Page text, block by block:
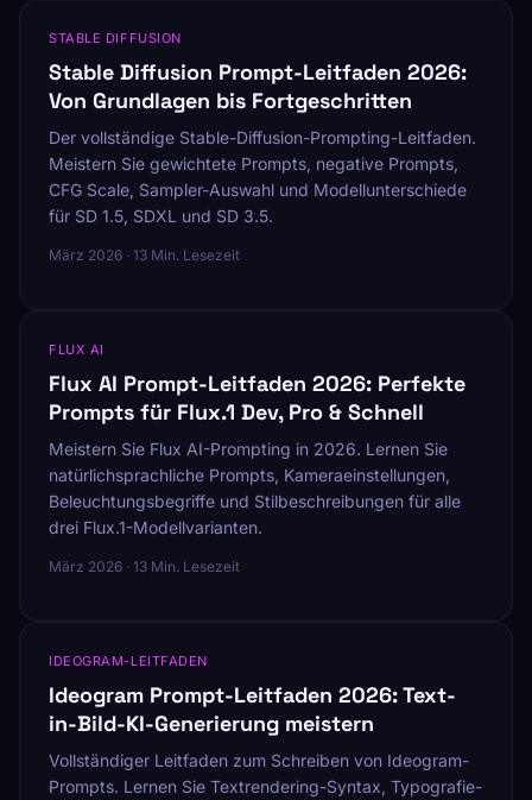
STABLE DIFFUSION
Stable Diffusion Prompt-Leitfaden 2026:
Von Grundlagen bis Fortgeschritten
Der vollständige Stable-Diffusion-Prompting-Leitfaden.
Meistern Sie gewichtete Prompts, negative Prompts,
CFG Scale, Sampler-Auswahl und Modellunterschiede
für SD 1.5, SDXL und SD 3.5.
März 2026 · 13 Min. Lesezeit
FLUX AI
Flux AI Prompt-Leitfaden 2026: Perfekte
Prompts für Flux.1 Dev, Pro & Schnell
Meistern Sie Flux AI-Prompting in 2026. Lernen Sie
natürlichsprachliche Prompts, Kameraeinstellungen,
Beleuchtungsbegriffe und Stilbeschreibungen für alle
drei Flux.1-Modellvarianten.
März 2026 · 13 Min. Lesezeit
IDEOGRAM-LEITFADEN
Ideogram Prompt-Leitfaden 2026: Text-
in-Bild-KI-Generierung meistern
Vollständiger Leitfaden zum Schreiben von Ideogram-
Prompts. Lernen Sie Textrendering-Syntax, Typografie-